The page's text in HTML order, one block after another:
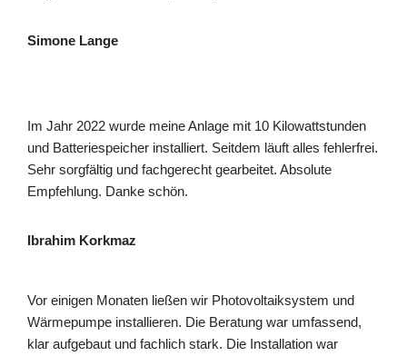
Simone Lange
Im Jahr 2022 wurde meine Anlage mit 10 Kilowattstunden
und Batteriespeicher installiert. Seitdem läuft alles fehlerfrei.
Sehr sorgfältig und fachgerecht gearbeitet. Absolute
Empfehlung. Danke schön.
Ibrahim Korkmaz
Vor einigen Monaten ließen wir Photovoltaiksystem und
Wärmepumpe installieren. Die Beratung war umfassend,
klar aufgebaut und fachlich stark. Die Installation war